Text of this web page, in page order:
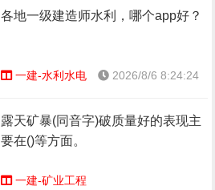
各地一级建造师水利，哪个app好？
一建-水利水电 2026/8/6 8:24:24
露天矿暴(同音字)破质量好的表现主
要在()等方面。
一建-矿业工程